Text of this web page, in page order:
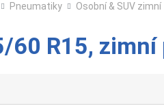
Pneumatiky Osobní & SUV zimní
60 R15, zimní